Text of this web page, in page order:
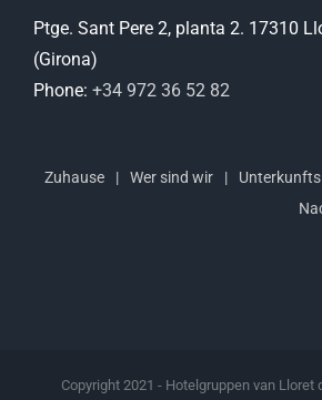
Ptge. Sant Pere 2, planta 2. 17310
(Girona)
Phone: +34 972 36 52 82
Zuhause Wer sind wir Unterkunfts
Copyright 2021 - Hotelgruppen van Lloret